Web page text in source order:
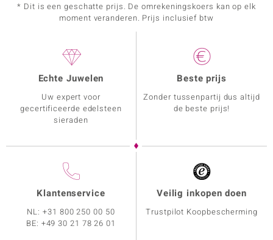
* Dit is een geschatte prijs. De omrekeningskoers kan op elk
moment veranderen. Prijs inclusief btw
Echte Juwelen
Uw expert voor
gecertificeerde edelsteen
sieraden
Beste prijs
Zonder tussenpartij dus altijd
de beste prijs!
Klantenservice
NL:+31 800 250 00 50
BE: +49 30 21 78 26 01
Veilig inkopen doen
Trustpilot Koopbescherming